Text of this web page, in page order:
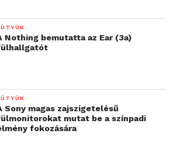
Kaszap András.
elhárítására szinte minden
a járvány alatt: 55 százalékuk
hitelesítést, majdnem
a hálózati biztonságot, és 47
a munkavállalók informatikai
Nothing bemutatta az Ear (3a)
Sony magas zajszigetelésű
mutat be a színpadi
fokozására